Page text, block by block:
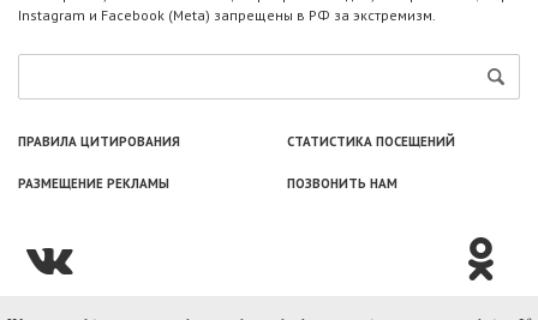
Instagram и Facebook (Metа) запрещены в РФ за экстремизм.
ПРАВИЛА ЦИТИРОВАНИЯ СТАТИСТИКА ПОСЕЩЕНИЙ
РАЗМЕЩЕНИЕ РЕКЛАМЫ ПОЗВОНИТЬ НАМ